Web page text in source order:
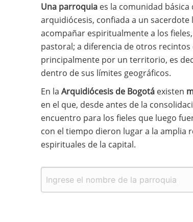
Una parroquia es la comunidad
arquidiócesis, confiada a un
acompañar espiritualmente a los
pastoral; a diferencia de otros
principalmente por un territorio, es
dentro de sus límites geográficos.
En la Arquidiócesis de Bogotáexisten
en el que, desde antes de la
encuentro para los fieles que luego
con el tiempo dieron lugar a la amplia
espirituales de la capital.